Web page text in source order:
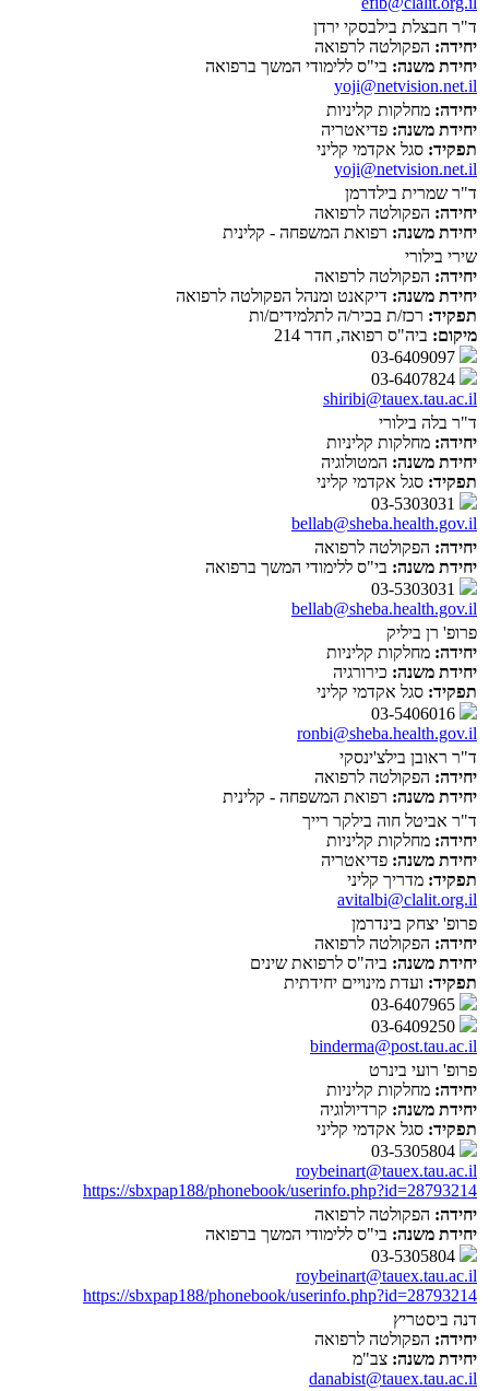
ד"ר חבצלת בילבסקי ירדן
יחידה: הפקולטה לרפואה
יחידת משנה: בי"ס ללימודי המשך ברפואה
yoji@netvision.net.il
יחידה: מחלקות קליניות
יחידת משנה: פדיאטריה
תפקיד: סגל אקדמי קליני
yoji@netvision.net.il
ד"ר שמרית בילדרמן
יחידה: הפקולטה לרפואה
יחידת משנה: רפואת המשפחה - קלינית
שירי בילורי
יחידה: הפקולטה לרפואה
יחידת משנה: דיקאנט ומנהל הפקולטה לרפואה
תפקיד: רכז/ת בכיר/ה לתלמידים/ות
מיקום: ביה"ס רפואה, חדר 214
shiribi@tauex.tau.ac.il
ד"ר בלה בילורי
יחידה: מחלקות קליניות
יחידת משנה: המטולוגיה
תפקיד: סגל אקדמי קליני
bellab@sheba.health.gov.il
יחידה: הפקולטה לרפואה
יחידת משנה: בי"ס ללימודי המשך ברפואה
bellab@sheba.health.gov.il
פרופ' רן ביליק
יחידה: מחלקות קליניות
יחידת משנה: כירורגיה
תפקיד: סגל אקדמי קליני
ronbi@sheba.health.gov.il
ד"ר ראובן בילצ'ינסקי
יחידה: הפקולטה לרפואה
יחידת משנה: רפואת המשפחה - קלינית
ד"ר אביטל חוה בילקר רייך
יחידה: מחלקות קליניות
יחידת משנה: פדיאטריה
תפקיד: מדריך קליני
avitalbi@clalit.org.il
פרופ' יצחק בינדרמן
יחידה: הפקולטה לרפואה
יחידת משנה: ביה"ס לרפואת שינים
תפקיד: ועדת מינויים יחידתית
binderma@post.tau.ac.il
פרופ' רועי בינרט
יחידה: מחלקות קליניות
יחידת משנה: קרדיולוגיה
תפקיד: סגל אקדמי קליני
roybeinart@tauex.tau.ac.il
https://sbxpap188/phonebook/userinfo.php?id=28793214
יחידה: הפקולטה לרפואה
יחידת משנה: בי"ס ללימודי המשך ברפואה
roybeinart@tauex.tau.ac.il
https://sbxpap188/phonebook/userinfo.php?id=28793214
דנה ביסטריץ
יחידה: הפקולטה לרפואה
יחידת משנה: צב"מ
danabist@tauex.tau.ac.il